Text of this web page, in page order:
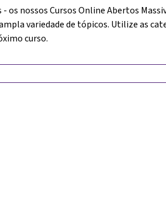
os nossos Cursos Online Abertos
variedade de tópicos. Utilize as
curso.